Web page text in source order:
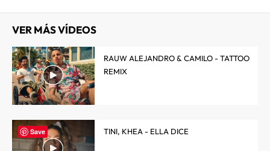
VER MÁS VÍDEOS
RAUW ALEJANDRO & CAMILO - TATTOO
REMIX
TINI, KHEA - ELLA DICE
Save